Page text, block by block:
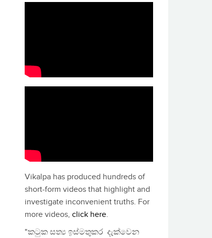
Vikalpa has produced hundreds of
short-form videos that highlight and
investigate inconvenient truths. For
more videos, click here.
"කටුක සත්‍ය ඉස්මතුකර දැක්වෙන